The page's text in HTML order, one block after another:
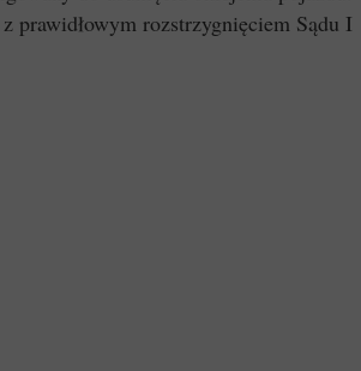
z prawidłowym rozstrzygnięciem Sądu I